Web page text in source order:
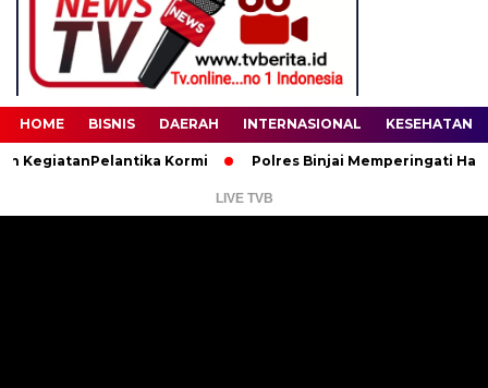
00:00
HOME BISNIS DAERAH INTERNASIONAL KESEHATAN
Kormi Polres Binjai Memperingati Hari Lahir
LIVE TVB